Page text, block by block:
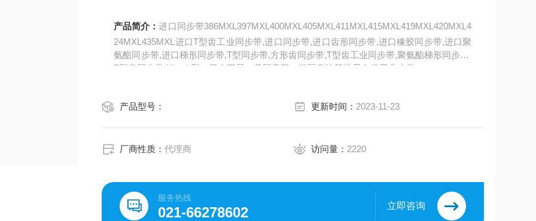
产品简介：进口同步带386MXL397MXL400MXL405MXL411MXL415MXL419MXL420MXL4
24MXL435MXL进口T型齿工业同步带,进口同步带,进口齿形同步带,进口橡胶同步带,进口聚
氨酯同步带,进口梯形同步带,T型同步带,方形齿同步带,T型齿工业同步带,聚氨酯梯形同步带,
T型齿同步带,XL、L型。日本三星、美国盖茨、德国奥比等世界名优工业皮带。
产品型号： 更新时间： 2023-11-23
厂商性质：代理商 访问量： 2220
服务热线
021-66278602 立即咨询